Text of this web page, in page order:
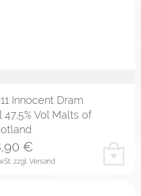
Innocent Dram
Vol Malts of
zzgl. Versand
€